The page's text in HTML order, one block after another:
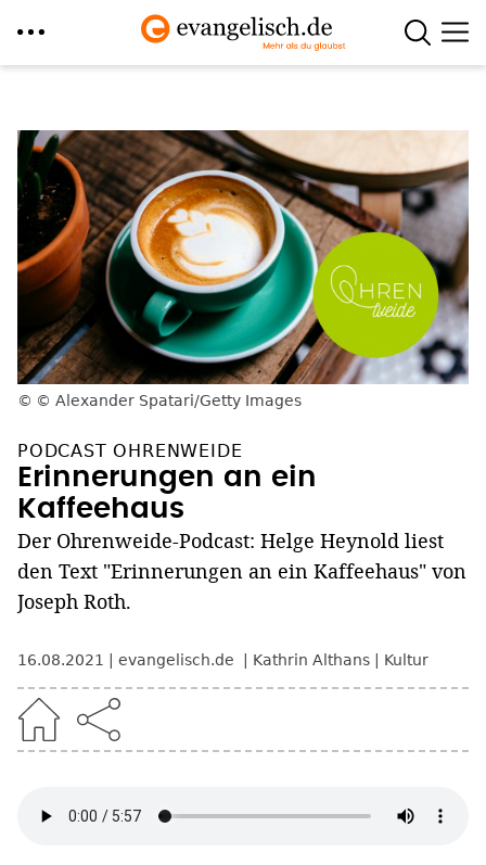
Inhalt
© Alexander Spatari/Getty Images
PODCAST OHRENWEIDE
Erinnerungen an ein
Kaffeehaus
Der Ohrenweide-Podcast: Helge Heynold liest
den Text "Erinnerungen an ein Kaffeehaus" von
Joseph Roth.
16.08.2021 evangelisch.de Kathrin Althans Kultur